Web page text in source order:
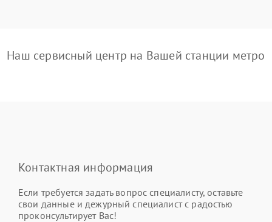
Наш сервисный центр на Вашей станции метро
Контактная информация
Если требуется задать вопрос специалисту, оставьте
свои данные и дежурный специалист с радостью
проконсультирует Вас!